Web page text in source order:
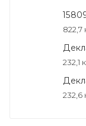
822,7
232,1
232,6